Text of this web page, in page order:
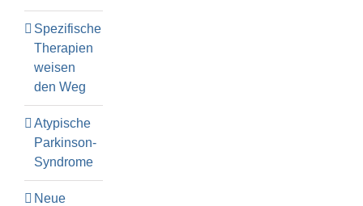
Spezifische
Therapien
weisen
den Weg
Atypische
Parkinson-
Syndrome
Neue